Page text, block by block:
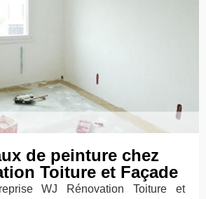
de peinture chez
Toiture et Façade
WJ Rénovation Toiture et